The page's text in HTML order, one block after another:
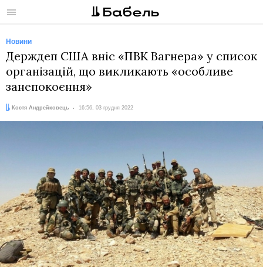
Меню
Новини
Держдеп США вніс «ПВК Вагнера» у список
організацій, що викликають «особливе
занепокоєння»
Автор:
Костя Андрейковець
Дата: 16:56, 03 грудня 2022